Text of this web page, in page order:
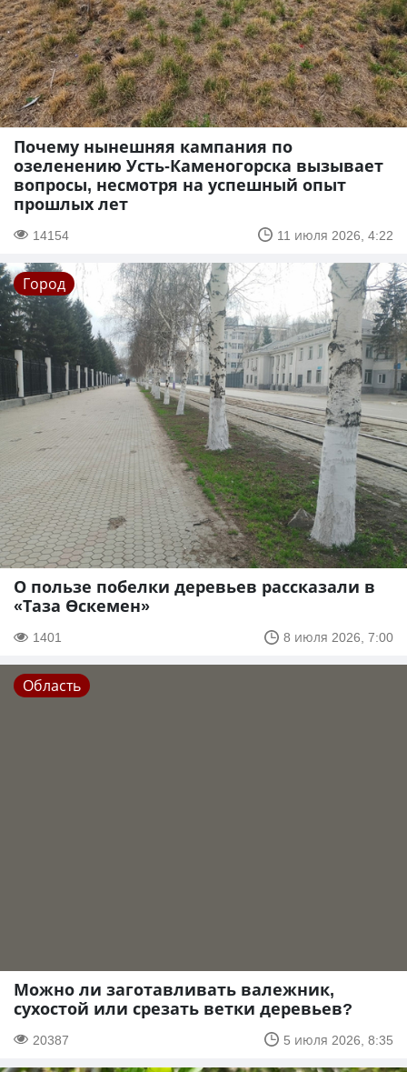
Почему нынешняя кампания по
озеленению Усть-Каменогорска вызывает
вопросы, несмотря на успешный опыт
прошлых лет
14154 11 июля 2026, 4:22
Город
О пользе побелки деревьев рассказали в
«Таза Өскемен»
1401 8 июля 2026, 7:00
Область
Можно ли заготавливать валежник,
сухостой или срезать ветки деревьев?
20387 5 июля 2026, 8:35